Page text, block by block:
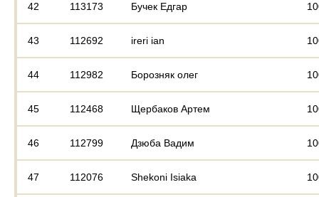
42 113173 Бучек Едгар
43 112692 ireri ian
44 112982 Борозняк олег
45 112468 Щербаков Артем
46 112799 Дзюба Вадим
47 112076 Shekoni Isiaka